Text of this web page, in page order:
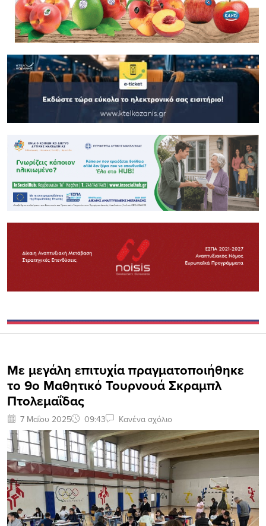
Με μεγάλη επιτυχία πραγματοποιήθηκε
το 9ο Μαθητικό Τουρνουά Σκραμπλ
Πτολεμαΐδας
7 Μαΐου 2025 09:43 Κανένα σχόλιο